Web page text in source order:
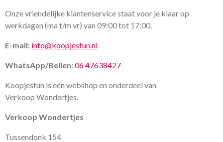
Onze vriendelijke klantenservice staat voor je klaar op
werkdagen (ma t/m vr) van 09:00 tot 17:00.
E-mail: info@koopjesfun.nl
WhatsApp/Bellen:06 47638427
Koopjesfun is een webshop en onderdeel van
Verkoop Wondertjes.
Verkoop Wondertjes
Tussendonk 154